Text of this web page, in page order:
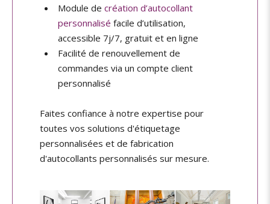
Module de création d’autocollant
personnalisé facile d’utilisation,
accessible 7j/7, gratuit et en ligne
Facilité de renouvellement de
commandes via un compte client
personnalisé
Faites confiance à notre expertise pour
toutes vos solutions d'étiquetage
personnalisées et de fabrication
d'autocollants personnalisés sur mesure.